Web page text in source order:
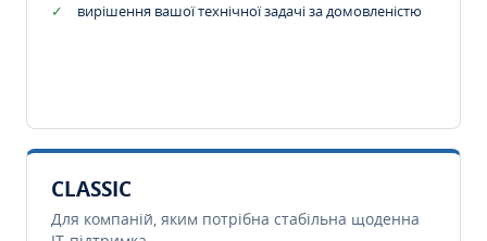
вирішення вашої технічної задачі за домовленістю
CLASSIC
Для компаній, яким потрібна стабільна щоденна